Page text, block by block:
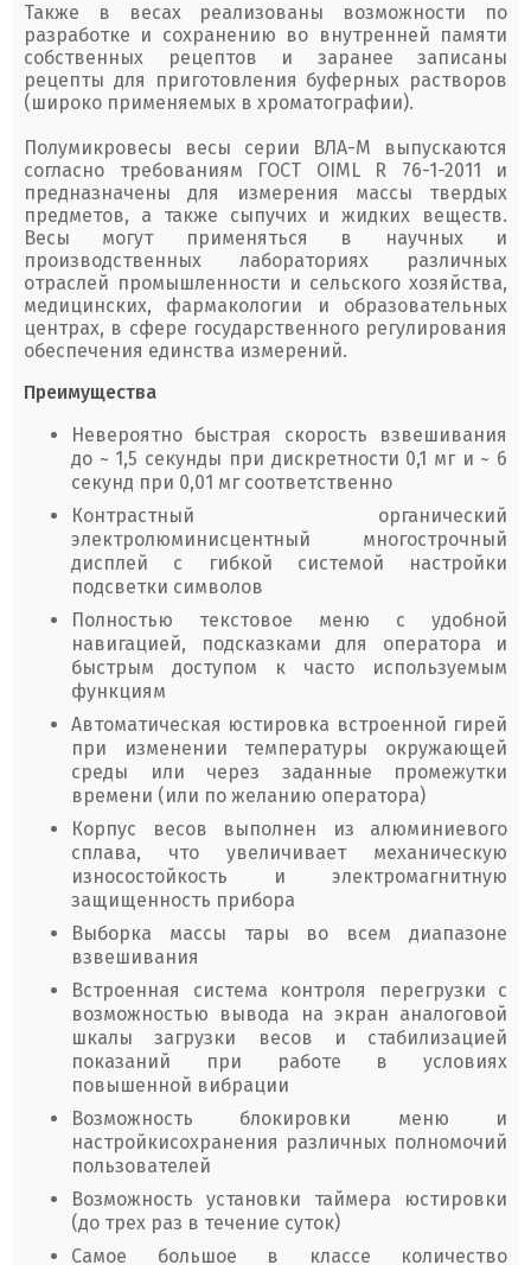
Также в весах реализованы возможности по
разработке и сохранению во внутренней памяти
собственных рецептов и заранее записаны
рецепты для приготовления буферных растворов
(широко применяемых в хроматографии).
Полумикровесы весы серии ВЛА-М выпускаются
согласно требованиям ГОСТ OIML R 76-1-2011 и
предназначены для измерения массы твердых
предметов, а также сыпучих и жидких веществ.
Весы могут применяться в научных и
производственных лабораториях различных
отраслей промышленности и сельского хозяйства,
медицинских, фармакологии и образовательных
центрах, в сфере государственного регулирования
обеспечения единства измерений.
Преимущества
Невероятно быстрая скорость взвешивания
до ~ 1,5 секунды при дискретности 0,1 мг и ~ 6
секунд при 0,01 мг соответственно
Контрастный органический
электролюминисцентный многострочный
дисплей с гибкой системой настройки
подсветки символов
Полностью текстовое меню с удобной
навигацией, подсказками для оператора и
быстрым доступом к часто используемым
функциям
Автоматическая юстировка встроенной гирей
при изменении температуры окружающей
среды или через заданные промежутки
времени (или по желанию оператора)
Корпус весов выполнен из алюминиевого
сплава, что увеличивает механическую
износостойкость и электромагнитную
защищенность прибора
Выборка массы тары во всем диапазоне
взвешивания
Встроенная система контроля перегрузки с
возможностью вывода на экран аналоговой
шкалы загрузки весов и стабилизацией
показаний при работе в условиях
повышенной вибрации
Возможность блокировки меню и
настройкисохранения различных полномочий
пользователей
Возможность установки таймера юстировки
(до трех раз в течение суток)
Самое большое в классе количество